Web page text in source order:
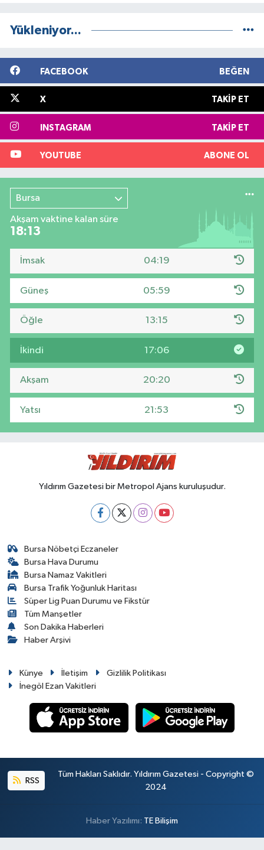
Yükleniyor...
FACEBOOK BEĞEN
X TAKIP ET
INSTAGRAM TAKIP ET
YOUTUBE ABONE OL
Bursa
Akşam vaktine kalan süre
18:12
İmsak 04:19
Güneş 05:59
Öğle 13:15
İkindi 17:06
Akşam 20:20
Yatsı 21:53
Yıldırım Gazetesi bir Metropol Ajans kuruluşudur.
Bursa Nöbetçi Eczaneler
Bursa Hava Durumu
Bursa Namaz Vakitleri
Bursa Trafik Yoğunluk Haritası
Süper Lig Puan Durumu ve Fikstür
Tüm Manşetler
Son Dakika Haberleri
Haber Arşivi
Künye İletişim
Gizlilik Politikası
İnegöl Ezan Vakitleri
RSS
Tüm Hakları Saklıdır. Yıldırım Gazetesi - Copyright ©
2024
Haber Yazılımı: TE Bilişim